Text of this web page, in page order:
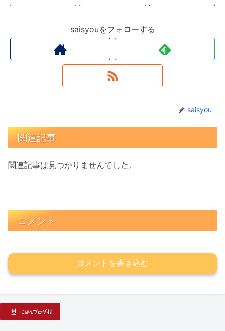
saisyouをフォローする
saisyou
関連記事
関連記事は見つかりませんでした。
コメント
コメントを書き込む